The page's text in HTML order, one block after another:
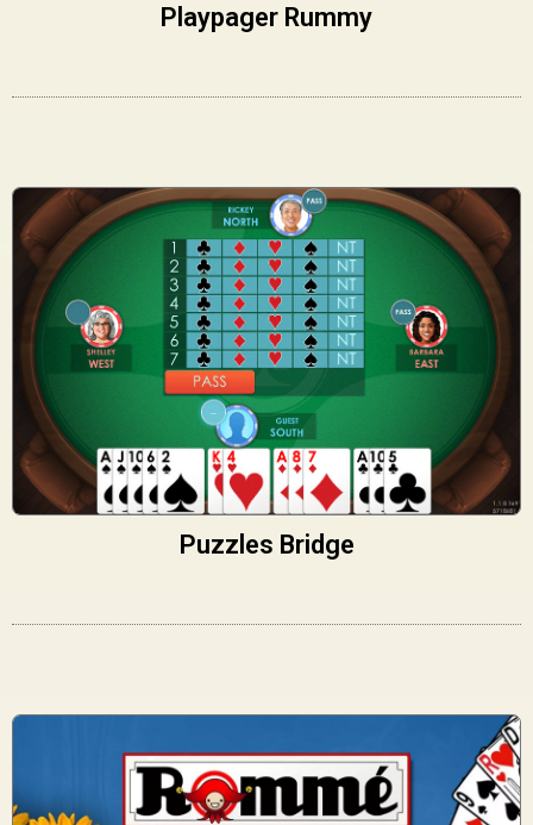
Playpager Rummy
Puzzles Bridge